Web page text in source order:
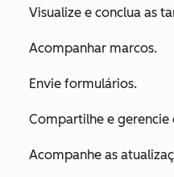
Visualize e conclua as
Acompanhar marcos.
Envie formulários.
Compartilhe e gerencie
Acompanhe as